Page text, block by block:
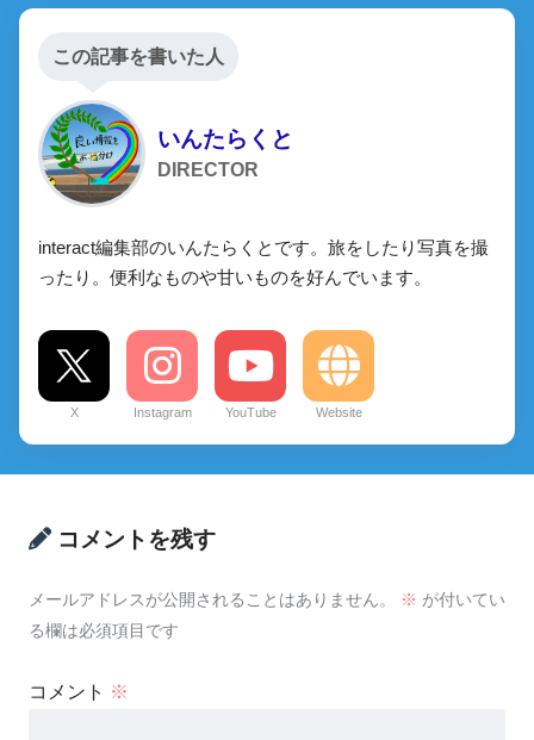
この記事を書いた人
いんたらくと
DIRECTOR
interact編集部のいんたらくとです。旅をしたり写真を撮
ったり。便利なものや甘いものを好んでいます。
X Instagram YouTube Website
コメントを残す
メールアドレスが公開されることはありません。 ※ が付いてい
る欄は必須項目です
コメント ※